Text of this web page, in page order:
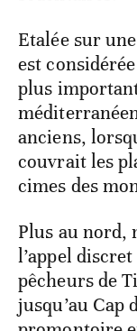
Etalée sur
est
plus
anciens,
couvrait les
cimes des
Plus au nord,
l’appel
pêcheurs de
jusqu’au Cap